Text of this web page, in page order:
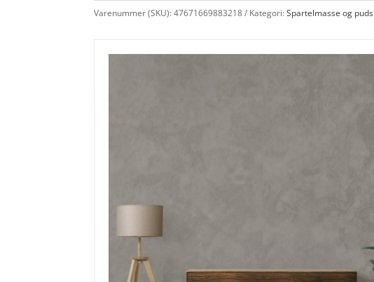
Varenummer (SKU):47671669883218 Kategori:Spartelmasse og puds